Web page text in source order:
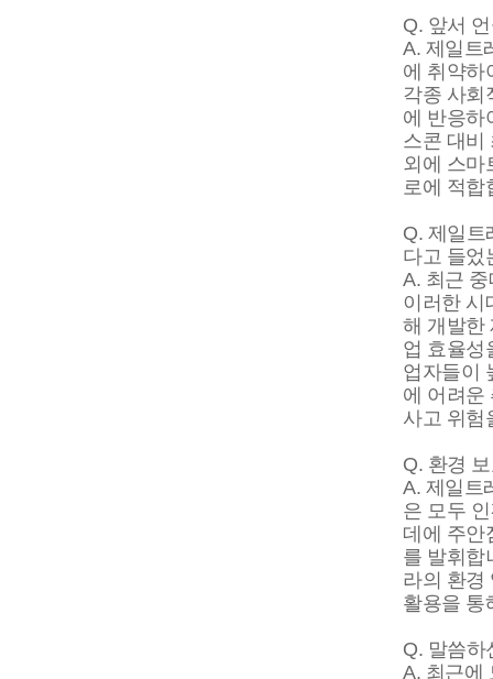
Q. 앞서
A. 제일트
에 취약하
각종 사회
에 반응하
스콘 대비
외에 스마
로에 적합
Q. 제일트
다고 들었
A. 최근
이러한 시
해 개발한
업 효율성
업자들이
에 어려운
사고 위험
Q. 환경
A. 제일트
은 모두
데에 주안
를 발휘합
라의 환경
활용을 통
Q. 말씀하
A. 최근에